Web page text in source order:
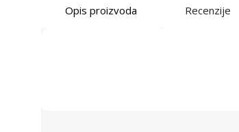
Opis proizvoda Recenzije